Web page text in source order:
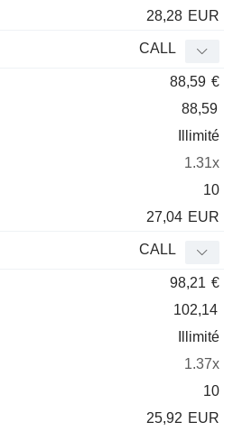
28,28 EUR
CALL
88,59 €
88,59
Illimité
1.31x
10
27,04 EUR
CALL
98,21 €
102,14
Illimité
1.37x
10
25,92 EUR